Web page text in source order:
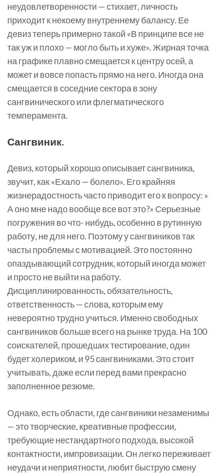
неудовлетворенности — стихает, личность
приходит к некоему внутреннему балансу. Ее
девиз теперь примерно такой «В принципе все не
так уж и плохо — могло быть и хуже». Жирная точка
на графике плавно смещается к центру осей, а
может и вовсе попасть прямо на него. Иногда она
смещается в соседние сектора в зону
сангвинического или флегматического
темперамента.
Сангвиник.
Девиз, который хорошо описывает сангвиника,
звучит, как «Ехало — болело». Его крайняя
жизнерадостность часто приводит его к вопросу: »
А оно мне надо вообще все вот это?» Серьезные
погружения во что- нибудь, особенно в рутинную
работу, не для него. Поэтому у сангвиников так
часты проблемы с мотивацией. Это постоянно
опаздывающий сотрудник, который иногда может
и просто не выйти на работу.
Дисциплинированность, обязательность,
ответственность — слова, которым ему
невероятно трудно учиться. Именно свободных
сангвиников больше всего на рынке труда. На 100
соискателей, прошедших тестирование, один
будет холериком, и 95 сангвиниками. Это стоит
учитывать, даже если перед вами прекрасно
заполненное резюме.
Однако, есть области, где сангвиники незаменимы
— это творческие, креативные профессии,
требующие нестандартного подхода, высокой
контактности, импровизации. Он легко переживает
неудачи и неприятности, любит быструю смену